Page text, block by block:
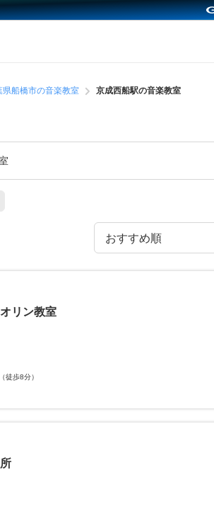
県船橋市の音楽教室 京成西船駅の音楽教室
リン教室
徒歩8分）